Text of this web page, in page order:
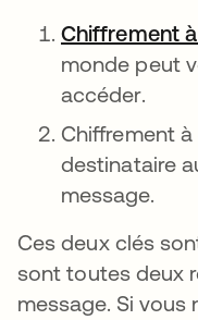
Chiffrement
monde peut
accéder.
Chiffrement
destinataire
message.
Ces deux clés
sont toutes deux
message. Si vous